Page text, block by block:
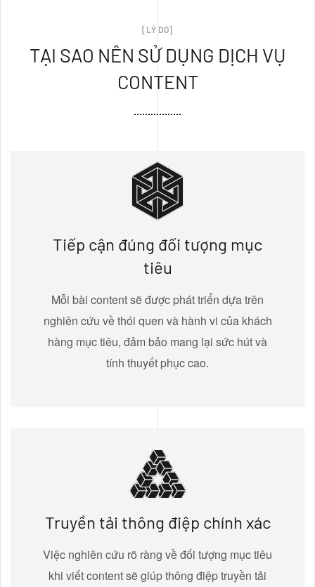
[LÝ DO]
TẠI SAO NÊN SỬ DỤNG DỊCH VỤ
CONTENT
Tiếp cận đúng đối tượng mục
tiêu
Mỗi bài content sẽ được phát triển dựa trên
nghiên cứu về thói quen và hành vi của khách
hàng mục tiêu, đảm bảo mang lại sức hút và
tính thuyết phục cao.
Truyền tải thông điệp chính xác
Việc nghiên cứu rõ ràng về đối tượng mục tiêu
khi viết content sẽ giúp thông điệp truyền tải